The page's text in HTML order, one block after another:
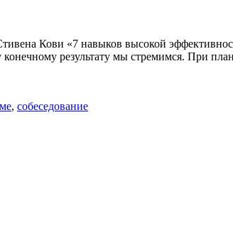
Кови «7 навыков высокой
конечному результату мы стремимся. При
, собеседование